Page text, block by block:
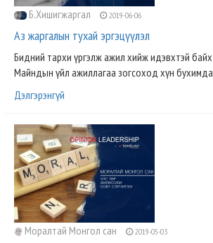
Б.Хишигжаргал 2019-06-06
Аз жаргалын тухай эргэцүүлэл
Бидний тархи үргэлж ажил хийж идэвхтэй байх
Майндын үйл ажиллагаа зогсоход хүн
Дэлгэрэнгүй
Моралтай Монгол сан 2019-05-03